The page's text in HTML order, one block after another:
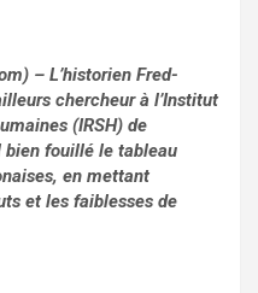
– L’historien Fred-
chercheur à l’Institut
(IRSH) de
fouillé le tableau
en mettant
et les faiblesses de